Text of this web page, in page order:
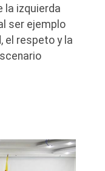
la izquierda
ser ejemplo
el respeto y la